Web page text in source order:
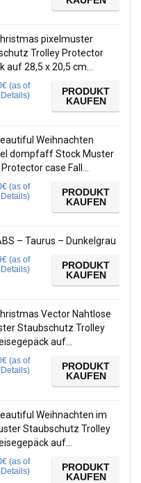
pixelmuster
Trolley Protector
auf 28,5 x 20,5 cm…
€ (as of
Details)
PRODUKT
KAUFEN
Weihnachten
dompfaff Stock Muster
case Fall…
€ (as of
Details)
PRODUKT
KAUFEN
– Taurus – Dunkelgrau
€ (as of
Details)
PRODUKT
KAUFEN
Vector Nahtlose
Staubschutz Trolley
auf…
€ (as of
Details)
PRODUKT
KAUFEN
Weihnachten im
Staubschutz Trolley
auf…
€ (as of
Details)
PRODUKT
KAUFEN